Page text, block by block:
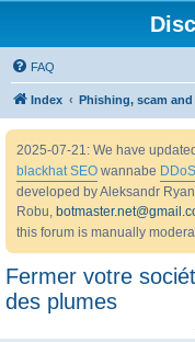
FAQ
Index Phishing, scam
2025-07-21: We have
blackhat SEO wannabe
developed by Aleksandr
Robu,
this forum is manually
Fermer votre
des plumes